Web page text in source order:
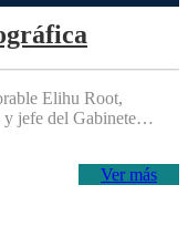
Elihu Root,
y jefe del Gabinete…
Ver más